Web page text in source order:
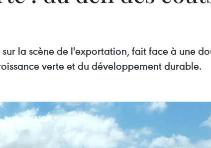
la scène de l'exportation, fait face à une
verte et du développement durable.